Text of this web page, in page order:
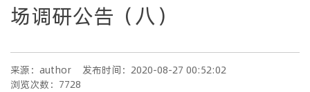
场调研公告（八）
来源：author
发布时间：2020-08-27 00:52:02
浏览次数：7728